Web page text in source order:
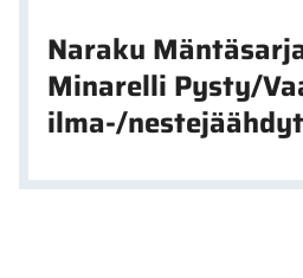
Naraku
Minarelli Pysty/
ilma-/